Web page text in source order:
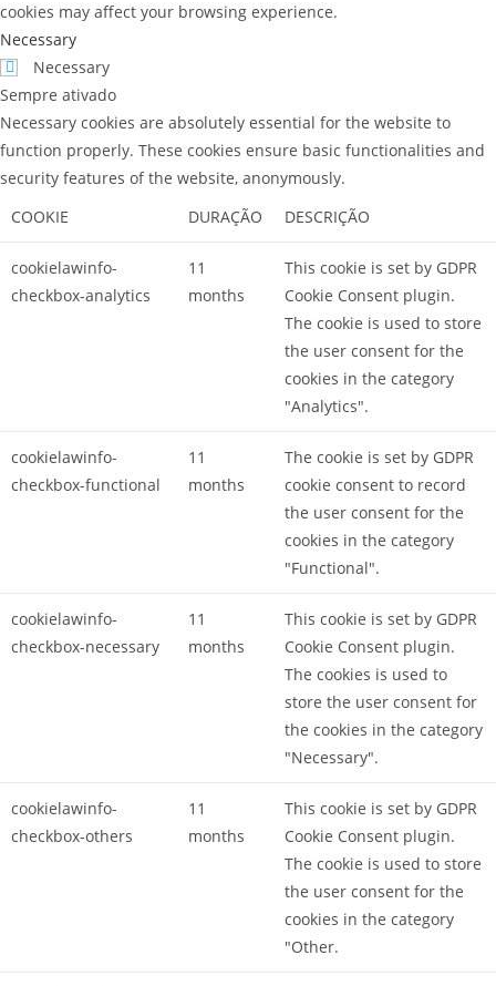
cookies may affect your browsing experience.
Necessary
Necessary
Sempre ativado
Necessary cookies are absolutely essential for the website to
function properly. These cookies ensure basic functionalities and
security features of the website, anonymously.
COOKIE
DURAÇÃO DESCRIÇÃO
cookielawinfo-
checkbox-analytics
11
months
This cookie is set by GDPR
Cookie Consent plugin.
The cookie is used to store
the user consent for the
cookies in the category
"Analytics".
cookielawinfo-
checkbox-functional
11
months
The cookie is set by GDPR
cookie consent to record
the user consent for the
cookies in the category
"Functional".
cookielawinfo-
checkbox-necessary
11
months
This cookie is set by GDPR
Cookie Consent plugin.
The cookies is used to
store the user consent for
the cookies in the category
"Necessary".
cookielawinfo-
checkbox-others
11
months
This cookie is set by GDPR
Cookie Consent plugin.
The cookie is used to store
the user consent for the
cookies in the category
"Other.